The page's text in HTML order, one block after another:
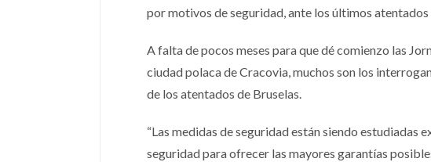
por motivos de seguridad, ante los últimos
A falta de pocos meses para que dé comienzo las
ciudad polaca de Cracovia, muchos son los
de los atentados de Bruselas.
“Las medidas de seguridad están siendo estudiadas
seguridad para ofrecer las mayores garantías